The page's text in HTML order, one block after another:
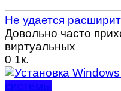
Не удается
Довольно часто
виртуальных
0 1к.
системы